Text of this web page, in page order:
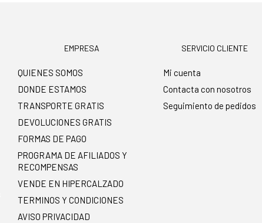
EMPRESA
QUIENES SOMOS
DONDE ESTAMOS
TRANSPORTE GRATIS
DEVOLUCIONES GRATIS
FORMAS DE PAGO
PROGRAMA DE AFILIADOS Y
RECOMPENSAS
VENDE EN HIPERCALZADO
TERMINOS Y CONDICIONES
AVISO PRIVACIDAD
SERVICIO CLIENTE
Mi cuenta
Contacta con nosotros
Seguimiento de pedidos